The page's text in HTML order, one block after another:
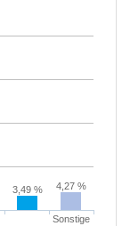
3,49 % 4,27 %
Sonstige